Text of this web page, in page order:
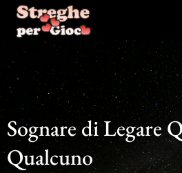
contenuto
Sognare di Legare
Qualcuno